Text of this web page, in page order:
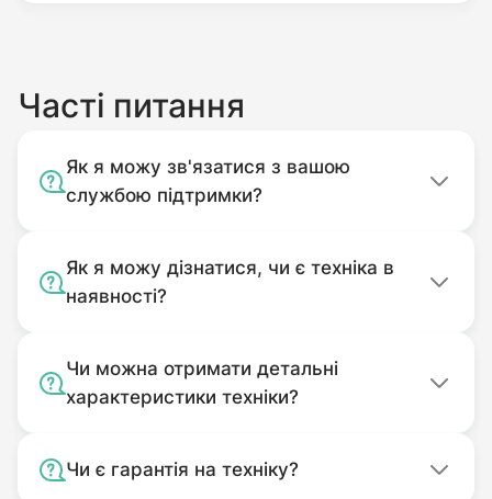
Часті питання
Як я можу зв'язатися з вашою
службою підтримки?
Як я можу дізнатися, чи є техніка в
наявності?
Чи можна отримати детальні
характеристики техніки?
Чи є гарантія на техніку?